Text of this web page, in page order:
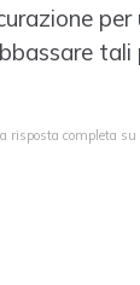
risposta completa su